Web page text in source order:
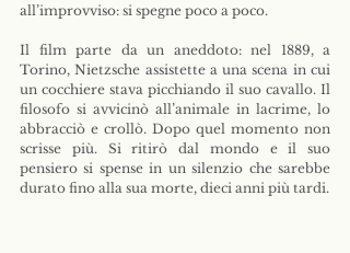
all’improvviso: si spegne poco a poco.
Il film parte da un aneddoto: nel 1889, a
Torino, Nietzsche assistette a una scena in cui
un cocchiere stava picchiando il suo cavallo. Il
filosofo si avvicinò all’animale in lacrime, lo
abbracciò e crollò. Dopo quel momento non
scrisse più. Si ritirò dal mondo e il suo
pensiero si spense in un silenzio che sarebbe
durato fino alla sua morte, dieci anni più tardi.